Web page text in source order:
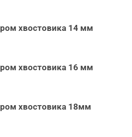
хвостовика 14 мм
хвостовика 16 мм
хвостовика 18мм